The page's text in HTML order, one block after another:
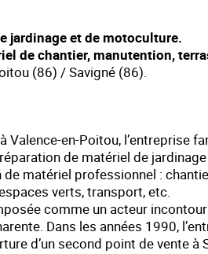
jardinage et de motoculture.
de chantier, manutention,
(86) / Savigné (86).
en-Poitou, l’entreprise
de matériel de
matériel professionnel :
verts, transport, etc.
comme un acteur
Dans les années 1990,
d’un second point de vente à